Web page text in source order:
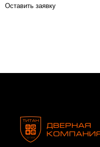
Оставить заявку